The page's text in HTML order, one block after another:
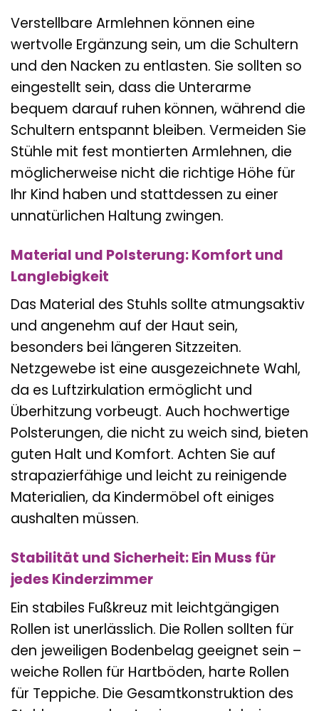
Verstellbare Armlehnen können eine
wertvolle Ergänzung sein, um die Schultern
und den Nacken zu entlasten. Sie sollten so
eingestellt sein, dass die Unterarme
bequem darauf ruhen können, während die
Schultern entspannt bleiben. Vermeiden Sie
Stühle mit fest montierten Armlehnen, die
möglicherweise nicht die richtige Höhe für
Ihr Kind haben und stattdessen zu einer
unnatürlichen Haltung zwingen.
Material und Polsterung: Komfort und
Langlebigkeit
Das Material des Stuhls sollte atmungsaktiv
und angenehm auf der Haut sein,
besonders bei längeren Sitzzeiten.
Netzgewebe ist eine ausgezeichnete Wahl,
da es Luftzirkulation ermöglicht und
Überhitzung vorbeugt. Auch hochwertige
Polsterungen, die nicht zu weich sind, bieten
guten Halt und Komfort. Achten Sie auf
strapazierfähige und leicht zu reinigende
Materialien, da Kindermöbel oft einiges
aushalten müssen.
Stabilität und Sicherheit: Ein Muss für
jedes Kinderzimmer
Ein stabiles Fußkreuz mit leichtgängigen
Rollen ist unerlässlich. Die Rollen sollten für
den jeweiligen Bodenbelag geeignet sein –
weiche Rollen für Hartböden, harte Rollen
für Teppiche. Die Gesamtkonstruktion des